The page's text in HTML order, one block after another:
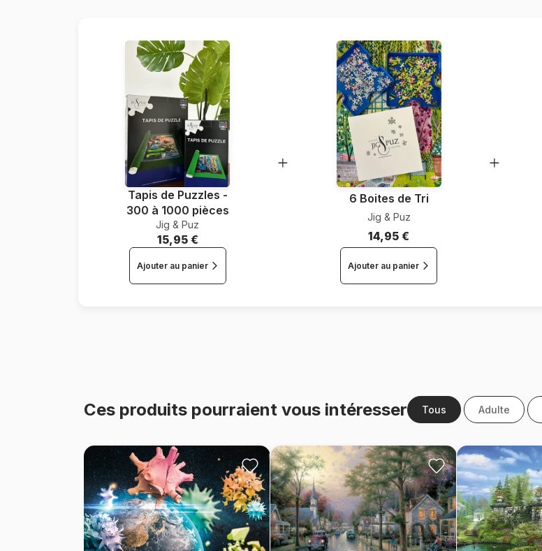
Tapis de Puzzles -
300 à 1000 pièces
Jig & Puz
15,95 €
Ajouter au panier
6 Boites de Tri
Jig & Puz
14,95 €
Ajouter au panier
Ces produits pourraient vous intéresser Tous Adulte